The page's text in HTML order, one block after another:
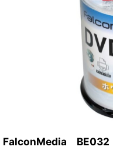
FalconMedia BE032